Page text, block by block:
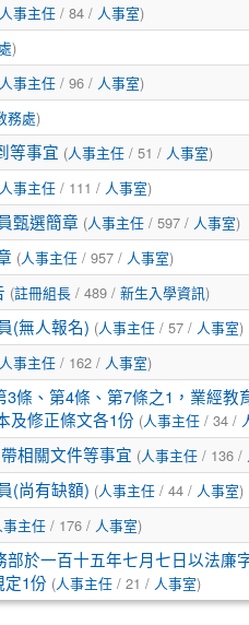
事主任/ 84 / 人事室)
)
事主任/ 96 / 人事室)
務處)
等事宜 (人事主任/ 51 / 人事室)
事主任/ 111 / 人事室)
甄選簡章 (人事主任/ 597 / 人事室)
(人事主任/ 957 / 人事室)
(註冊組長/ 489 / 新生入學資訊)
(無人報名) (人事主任/ 57 / 人事室)
事主任/ 162 / 人事室)
條、第4條、第7條之1，業經教
及修正條文各1份 (人事主任/ 34 /
相關文件等事宜 (人事主任/ 136 /
(尚有缺額) (人事主任/ 44 / 人事室)
事主任/ 176 / 人事室)
部於一百十五年七月七日以法廉
定1份 (人事主任/ 21 / 人事室)